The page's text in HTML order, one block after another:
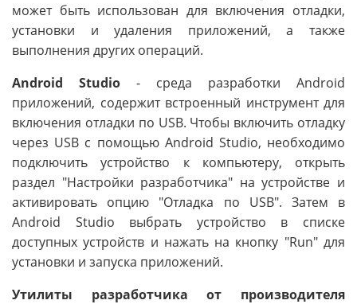
может быть использован для включения отладки,
установки и удаления приложений, а также
выполнения других операций.
Android Studio - среда разработки Android
приложений, содержит встроенный инструмент для
включения отладки по USB. Чтобы включить отладку
через USB с помощью Android Studio, необходимо
подключить устройство к компьютеру, открыть
раздел "Настройки разработчика" на устройстве и
активировать опцию "Отладка по USB". Затем в
Android Studio выбрать устройство в списке
доступных устройств и нажать на кнопку "Run" для
установки и запуска приложений.
Утилиты разработчика от производителя